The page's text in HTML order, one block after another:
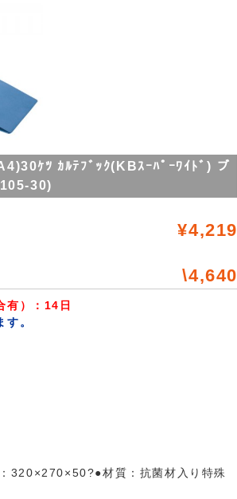
ｹﾂ ｶﾙﾃﾌﾞｯｸ(KBｽｰﾊﾟｰﾜｲﾄﾞ) ブ
30)
¥4,219
\4,640
有）：14日
。
320×270×50?●材質：抗菌材入り特殊